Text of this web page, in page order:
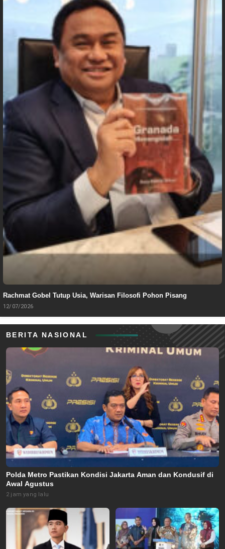
Rachmat Gobel Tutup Usia, Warisan Filosofi Pohon Pisang
12/07/2026
BERITA NASIONAL
Polda Metro Pastikan Kondisi Jakarta Aman dan Kondusif di
Awal Agustus
2 jam yang lalu